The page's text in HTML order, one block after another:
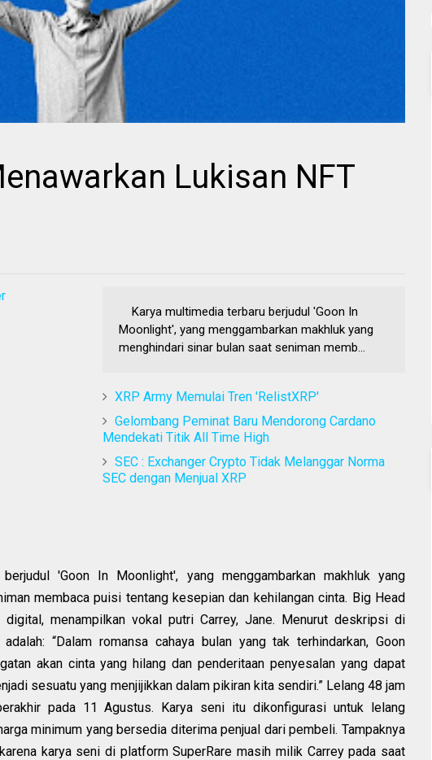
Lukisan NFT
Karya multimedia terbaru berjudul 'Goon In
Moonlight', yang menggambarkan makhluk yang
menghindari sinar bulan saat seniman memb...
XRP Army Memulai Tren 'RelistXRP'
Gelombang Peminat Baru Mendorong Cardano
Mendekati Titik All Time High
SEC : Exchanger Crypto Tidak Melanggar Norma
SEC dengan Menjual XRP
'Goon In Moonlight', yang menggambarkan makhluk yang
membaca puisi tentang kesepian dan kehilangan cinta. Big Head
menampilkan vokal putri Carrey, Jane. Menurut deskripsi di
“Dalam romansa cahaya bulan yang tak terhindarkan, Goon
akan cinta yang hilang dan penderitaan penyesalan yang dapat
sesuatu yang menjijikkan dalam pikiran kita sendiri.” Lelang 48 jam
pada 11 Agustus. Karya seni itu dikonfigurasi untuk lelang
minimum yang bersedia diterima penjual dari pembeli. Tampaknya
karya seni di platform SuperRare masih milik Carrey pada saat